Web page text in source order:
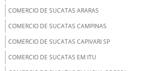
COMERCIO DE SUCATAS ARARAS
COMERCIO DE SUCATAS CAMPINAS
COMERCIO DE SUCATAS CAPIVARI SP
COMERCIO DE SUCATAS EM ITU